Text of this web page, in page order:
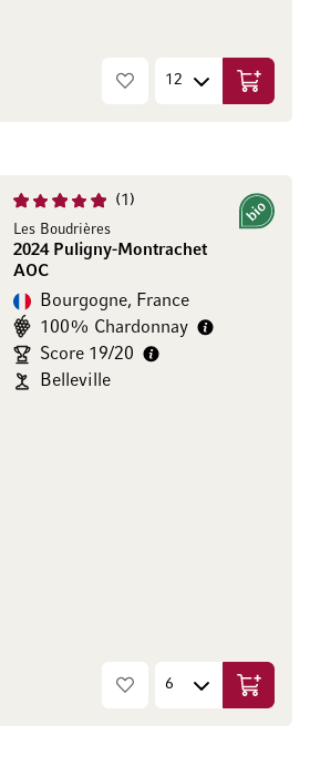
Ajouter
1
Les Boudrières
2024 Puligny-Montrachet
AOC
Bio
Bourgogne, France
100% Chardonnay
Score 19/20
Belleville
Ajouter